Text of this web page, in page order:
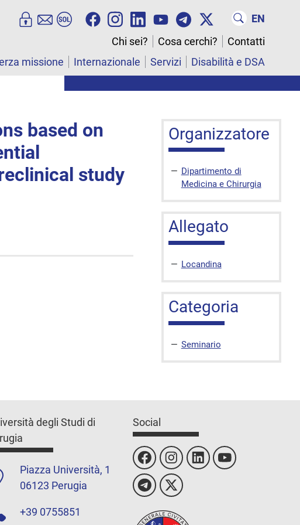
EN
Chi sei?
Cosa cerchi?
Contatti
missione Internazionale Servizi Disabilità e DSA
based on
study
Organizzatore
Dipartimento di
Medicina e Chirurgia
Allegato
Locandina
Categoria
Seminario
degli Studi di
Piazza Università, 1
06123 Perugia
+39 0755851
Social